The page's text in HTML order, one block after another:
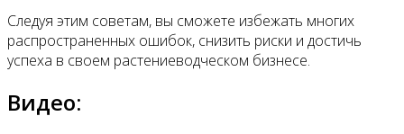
Следуя этим советам, вы сможете избежать многих
распространенных ошибок, снизить риски и достичь
успеха в своем растениеводческом бизнесе.
Видео: